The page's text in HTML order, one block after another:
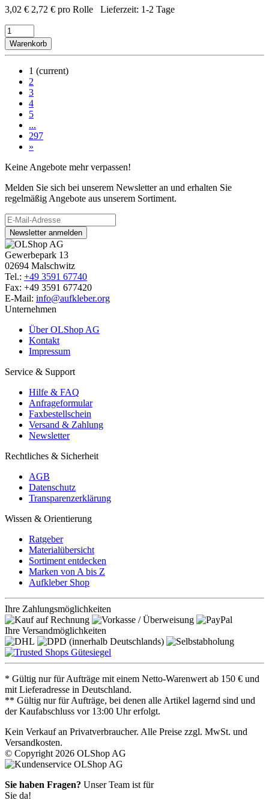
3,02 € 2,72 € pro Rolle Lieferzeit: 1-2 Tage
Warenkorb
1 (current)
2
3
4
5
...
297
»
Keine Angebote mehr verpassen!
Melden Sie sich bei unserem Newsletter an und erhalten Sie
regelmäßig Angebote aus unserem Sortiment.
Newsletter anmelden
Gewerbepark 13
02694 Malschwitz
Tel.: +49 3591 67740
Fax: +49 3591 677420
E-Mail: info@aufkleber.org
Unternehmen
Über OLShop AG
Kontakt
Impressum
Service & Support
Hilfe & FAQ
Anfrageformular
Faxbestellschein
Versand & Zahlung
Newsletter
Rechtliches & Sicherheit
AGB
Datenschutz
Transparenzerklärung
Wissen & Orientierung
Ratgeber
Materialübersicht
Sortiment entdecken
Marken von A bis Z
Aufkleber Shop
Ihre Zahlungsmöglichkeiten
Ihre Versandmöglichkeiten
* Gültig nur für Aufträge mit einem Netto-Warenwert ab 150 € und
mit Lieferadresse in Deutschland.
** Gültig nur für Aufträge, bei denen alle Artikel lagernd sind und
der Kaufabschluss vor 13:00 Uhr erfolgt.
Kein Verkauf an Privatverbraucher. Alle Preise zzgl. MwSt. und
Versandkosten.
© Copyright 2026 OLShop AG
Sie haben Fragen? Unser Team ist für
Sie da!